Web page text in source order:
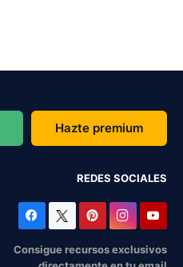
Hazte premium
REDES SOCIALES
Consigue recursos exclusivos